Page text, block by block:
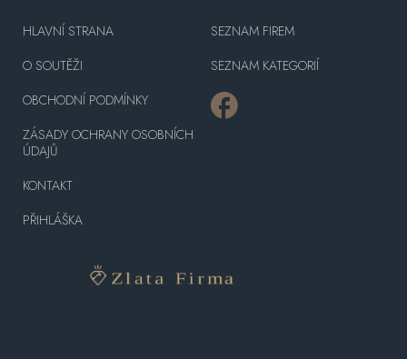
HLAVNÍ STRANA
O SOUTĚŽI
OBCHODNÍ PODMÍNKY
ZÁSADY OCHRANY OSOBNÍCH
ÚDAJŮ
KONTAKT
PŘIHLÁŠKA
SEZNAM FIREM
SEZNAM KATEGORIÍ